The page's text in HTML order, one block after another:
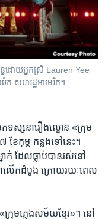
ដោយអ្នកស្រី Lauren Yee
សហរដ្ឋអាមេរិក។
ទស្សនា​រឿង​ល្ខោន «ក្រុម​
ែ​កុម្ភៈ​កន្លង​ទៅ​នេះ។
ាក់ ​ដែល​ធ្លាប់​បានរស់​នៅ​
ា​លើក​ដំបូង ​ក្រោយ​រយៈពេល​
ក្រុម​ភ្លេង​សម័យ​ខ្មែរ»។ នៅ​